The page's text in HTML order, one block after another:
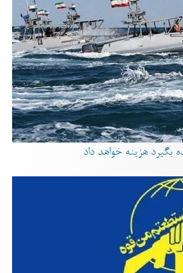
بگیرد هزینه خواهد داد